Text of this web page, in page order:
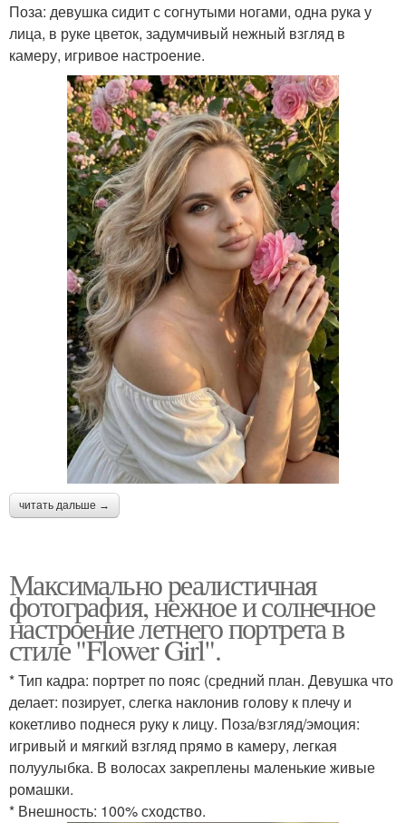
Поза: девушка сидит с согнутыми ногами, одна рука у
лица, в руке цветок, задумчивый нежный взгляд в
камеру, игривое настроение.
читать дальше →
Максимально реалистичная
фотография, нежное и солнечное
настроение летнего портрета в
стиле "Flower Girl".
* Тип кадра: портрет по пояс (средний план. Девушка что
делает: позирует, слегка наклонив голову к плечу и
кокетливо поднеся руку к лицу. Поза/взгляд/эмоция:
игривый и мягкий взгляд прямо в камеру, легкая
полуулыбка. В волосах закреплены маленькие живые
ромашки.
* Внешность: 100% сходство.